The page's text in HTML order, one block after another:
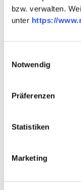
bzw. verwalten.
unter https://
Notwendig
Präferenzen
Statistiken
Marketing
interessieren